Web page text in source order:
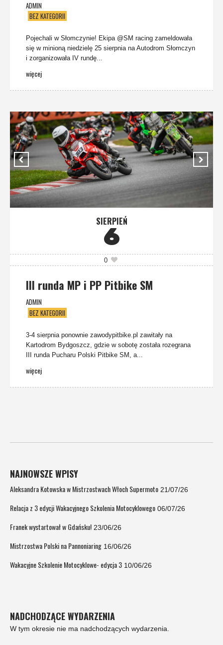
ADMIN
BEZ KATEGORII
Pojechali w Słomczynie! Ekipa @SM racing zameldowała
się w minioną niedzielę 25 sierpnia na Autodrom Słomczyn
i zorganizowała IV rundę...
więcej
SIERPIEŃ
6
0
III runda MP i PP Pitbike SM
ADMIN
BEZ KATEGORII
3-4 sierpnia ponownie zawodypitbike.pl zawitały na
Kartodrom Bydgoszcz, gdzie w sobotę została rozegrana
III runda Pucharu Polski Pitbike SM, a...
więcej
NAJNOWSZE WPISY
Aleksandra Kotowska w Mistrzostwach Włoch Supermoto 21/07/26
Relacja z 3 edycji Wakacyjnego Szkolenia Motocyklowego 06/07/26
Franek wystartował w Gdańsku! 23/06/26
Mistrzostwa Polski na Pannoniaring 16/06/26
Wakacyjne Szkolenie Motocyklowe- edycja 3 10/06/26
NADCHODZĄCE WYDARZENIA
W tym okresie nie ma nadchodzących wydarzenia.